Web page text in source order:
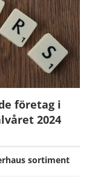
företag i
2024
sortiment